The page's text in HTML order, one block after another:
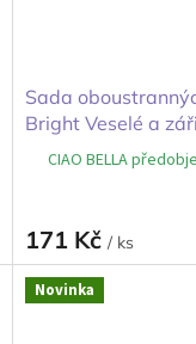
Sada
Bright Veselé a
CIAO BELLA
171 Kč/ ks
Novinka